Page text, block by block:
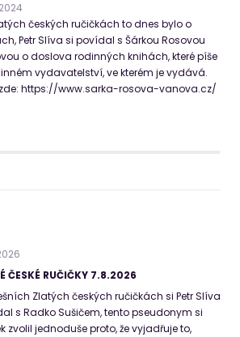
2024
českých ručičkách to dnes bylo o
Petr Slíva si povídal s Šárkou Rosovou
o doslova rodinných knihách, které píše
vydavatelství, ve kterém je vydává.
https://www.sarka-rosova-vanova.cz/
ČESKÉ RUČIČKY 7.8.2026
Zlatých českých ručičkách si Petr Slíva
s Radko Sušičem, tento pseudonym si
zvolil jednoduše proto, že vyjadřuje to,